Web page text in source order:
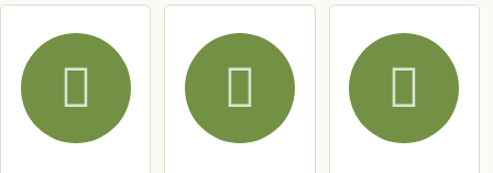
Hiermit akzeptiere ich die .
Die Datenschutzerklärunghabe ich zur Kenntnis genommen.